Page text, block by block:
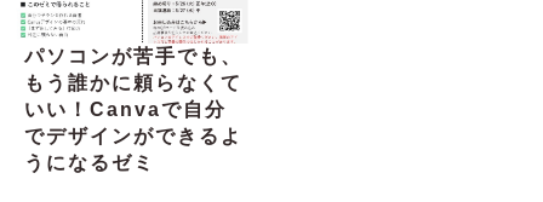
パソコンが苦手でも、
もう誰かに頼らなくて
いい！Canvaで自分
でデザインができるよ
うになるゼミ